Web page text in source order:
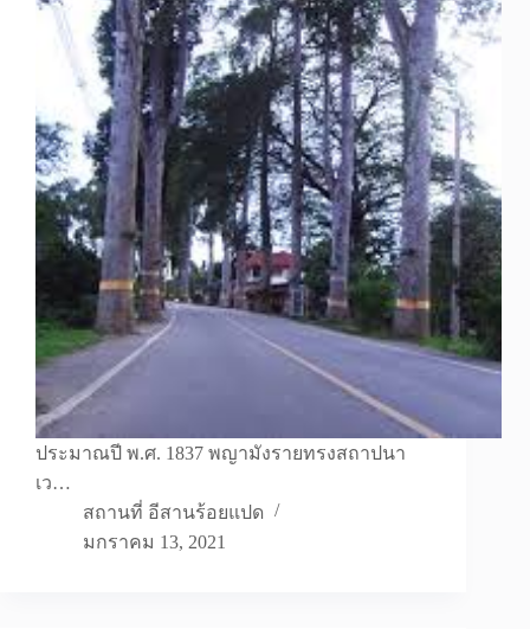
ประมาณปี พ.ศ. 1837 พญามังรายทรงสถาปนา
เว…
สถานที่ อีสานร้อยแปด
มกราคม 13, 2021